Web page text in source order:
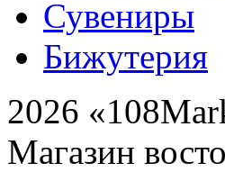
Сувениры
Бижутерия
2026
Магазин